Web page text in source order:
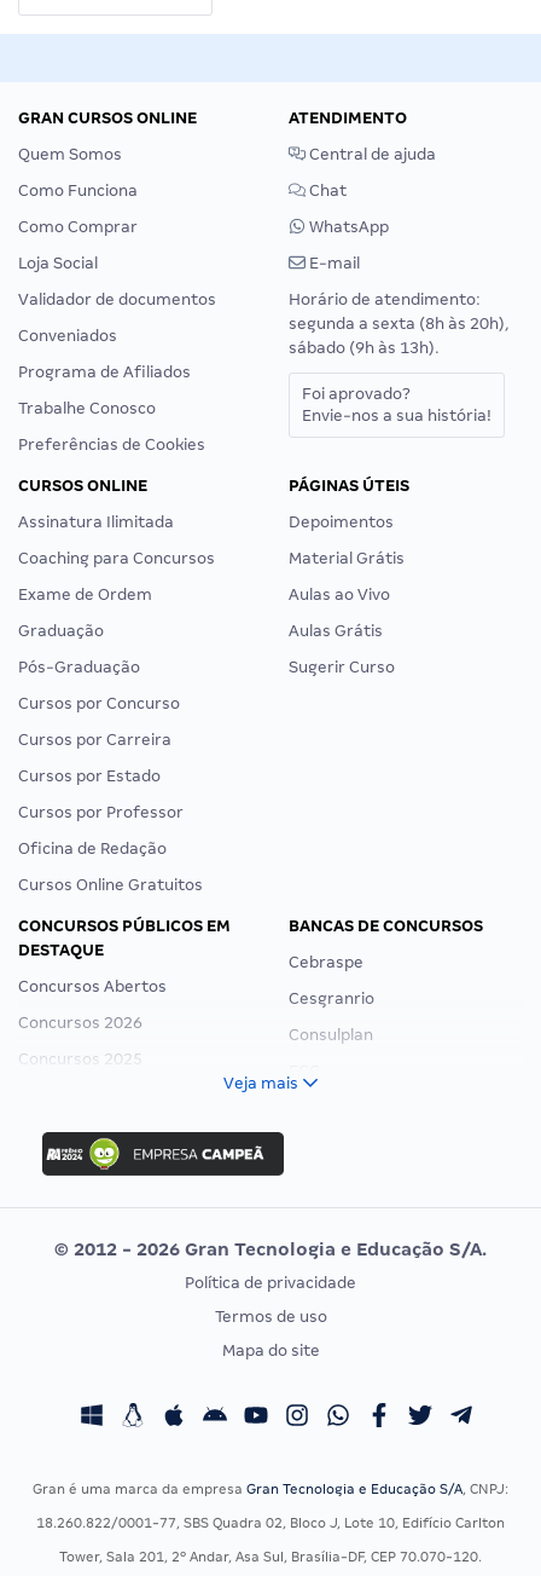
GRAN CURSOS ONLINE
Quem Somos
Como Funciona
Como Comprar
Loja Social
Validador de documentos
Conveniados
Programa de Afiliados
Trabalhe Conosco
Preferências de Cookies
ATENDIMENTO
Central de ajuda
Chat
WhatsApp
E-mail
Horário de atendimento:
segunda a sexta (8h às 20h),
sábado (9h às 13h).
Foi aprovado?
Envie-nos a sua história!
CURSOS ONLINE
Assinatura Ilimitada
Coaching para Concursos
Exame de Ordem
Graduação
Pós-Graduação
Cursos por Concurso
Cursos por Carreira
Cursos por Estado
Cursos por Professor
Oficina de Redação
Cursos Online Gratuitos
PÁGINAS ÚTEIS
Depoimentos
Material Grátis
Aulas ao Vivo
Aulas Grátis
Sugerir Curso
CONCURSOS PÚBLICOS EM
DESTAQUE
Concursos Abertos
Concursos 2026
Concursos 2025
Concurso Ibama
Concurso MPU
Editais publicados
BANCAS DE CONCURSOS
Cebraspe
Cesgranrio
Consulplan
Vunesp
CONCURSOS POR PROFISSÃO
Concursos Fiscais
Concursos Saúde
EXAME DE ORDEM
Calendário OAB
Veja mais
© 2012 - 2026 Gran Tecnologia e Educação S/A.
Política de privacidade
Termos de uso
Mapa do site
Gran é uma marca da empresa Gran Tecnologia e Educação S/A, CNPJ:
18.260.822/0001-77, SBS Quadra 02, Bloco J, Lote 10, Edifício Carlton
Tower, Sala 201, 2º Andar, Asa Sul, Brasília-DF, CEP 70.070-120.